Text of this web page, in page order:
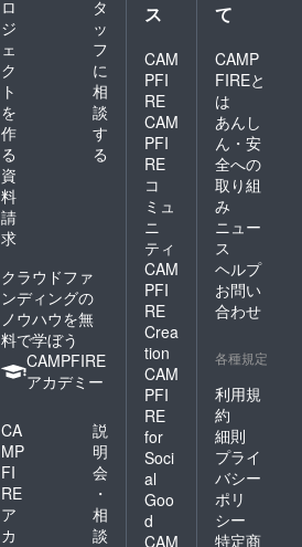
ロ
ジ
ェ
ク
ト
を
作
る
タ
ッ
フ
に
相
談
す
る
資
料
請
求
クラウドファ
ンディングの
ノウハウを無
料で学ぼう
CAMPFIRE
アカデミー
CA
MP
FI
RE
ア
カ
説
明
会
・
相
談
ス
CAM
PFI
RE
CAM
PFI
RE
コ
ミュ
ニ
ティ
CAM
PFI
RE
Crea
tion
CAM
PFI
RE
for
Soci
al
Goo
d
CAM
て
CAMP
FIREと
は
あんし
ん・安
全への
取り組
み
ニュー
ス
ヘルプ
お問い
合わせ
各種規定
利用規
約
細則
プライ
バシー
ポリ
シー
特定商